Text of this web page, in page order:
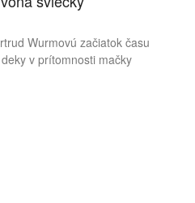
Wurmovú začiatok času
v prítomnosti mačky